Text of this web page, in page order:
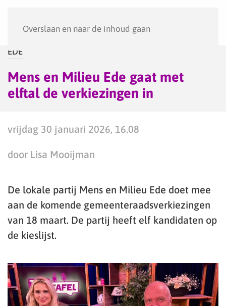
Overslaan en naar de inhoud gaan
EDE
Mens en Milieu Ede gaat met
elftal de verkiezingen in
vrijdag 30 januari 2026, 16.08
door Lisa Mooijman
De lokale partij Mens en Milieu Ede doet mee
aan de komende gemeenteraadsverkie­zingen
van 18 maart. De partij heeft elf kandidaten op
de kieslijst.